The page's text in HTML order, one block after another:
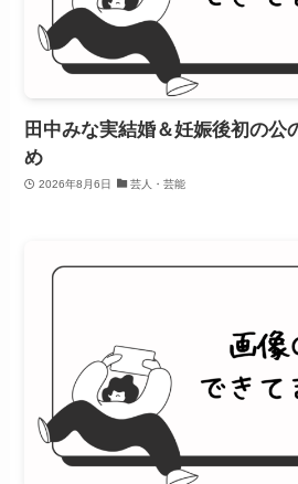
田中みな実結婚＆妊娠後初の公
め
2026年8月6日 芸人・芸能